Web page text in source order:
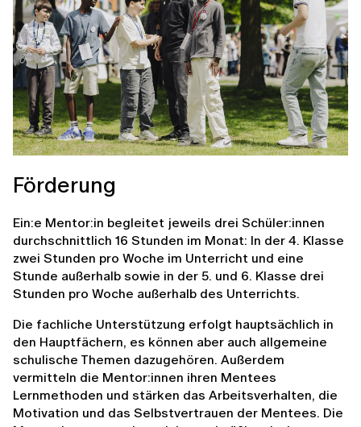
Förderung
Ein:e Mentor:in begleitet jeweils drei Schüler:innen
durchschnittlich 16 Stunden im Monat: In der 4. Klasse
zwei Stunden pro Woche im Unterricht und eine
Stunde außerhalb sowie in der 5. und 6. Klasse drei
Stunden pro Woche außerhalb des Unterrichts.
Die fachliche Unterstützung erfolgt hauptsächlich in
den Hauptfächern, es können aber auch allgemeine
schulische Themen dazugehören. Außerdem
vermitteln die Mentor:innen ihren Mentees
Lernmethoden und stärken das Arbeitsverhalten, die
Motivation und das Selbstvertrauen der Mentees. Die